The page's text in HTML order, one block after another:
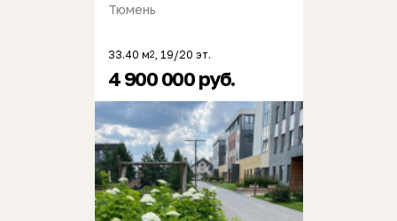
Тюмень
33.40 м2 , 19/20 эт.
4 900 000 руб.